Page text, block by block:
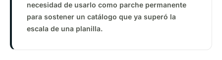
necesidad de usarlo como parche permanente
para sostener un catálogo que ya superó la
escala de una planilla.